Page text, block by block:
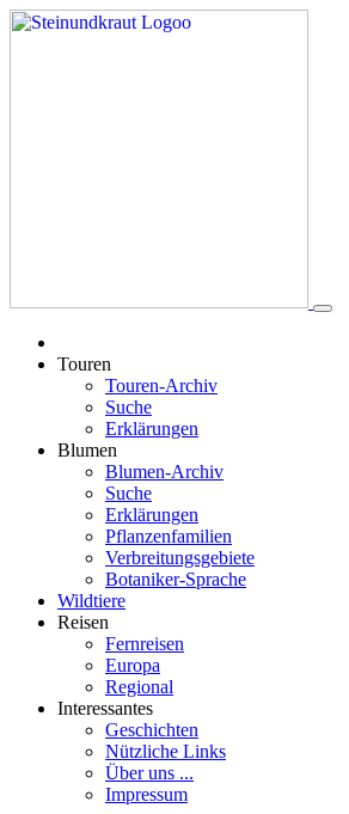
Touren
Touren-Archiv
Suche
Erklärungen
Blumen
Blumen-Archiv
Suche
Erklärungen
Pflanzenfamilien
Verbreitungsgebiete
Botaniker-Sprache
Wildtiere
Reisen
Fernreisen
Europa
Regional
Interessantes
Geschichten
Nützliche Links
Über uns ...
Impressum